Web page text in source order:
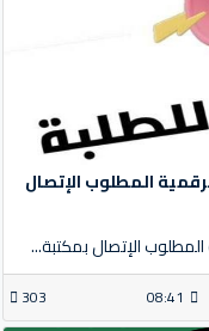
المطلوب الإتصال
الإتصال بمكتبة...
08:41
303